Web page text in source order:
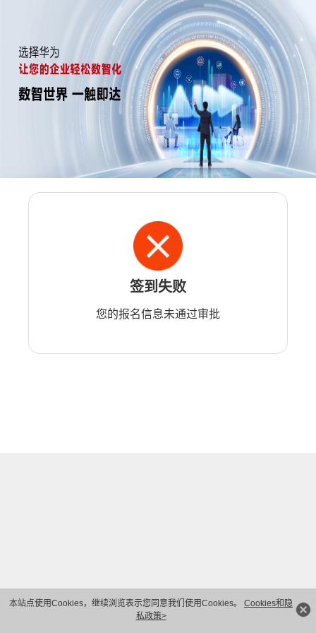
本站点使用Cookies，继续浏览表示您同意我们使用Cookies。 Cookies和隐
私政策>
签到失败
您的报名信息未通过审批